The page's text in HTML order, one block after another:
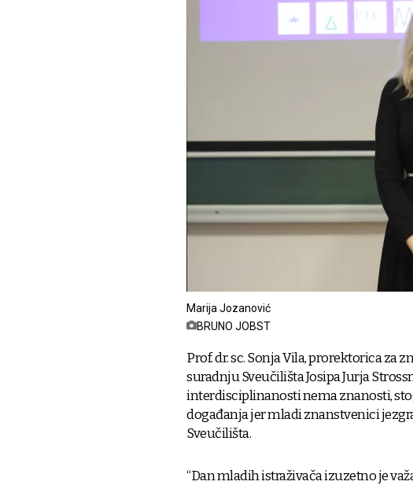
Marija Jozanović
BRUNO JOBST
Prof. dr. sc. Sonja Vila, prorektorica
suradnju Sveučilišta Josipa Jurja
interdisciplinanosti nema znanosti,
događanja jer mladi znanstvenici
Sveučilišta.
“Dan mladih istraživača izuzetno je